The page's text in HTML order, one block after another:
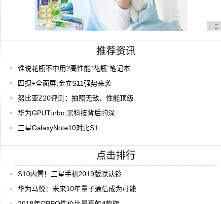
广告
推荐资讯
谁说花瓶不中用?高性能“花瓶”笔记本
四摄+全面屏,金立S11强势来袭
努比亚Z20评测：拍照无敌、性能顶级
华为GPUTurbo:黑科技背后的深
三星GalaxyNote10对比S1
点击排行
S10内置！三星手机2019版默认铃
华为马悦：未来10年量子通信成为可能